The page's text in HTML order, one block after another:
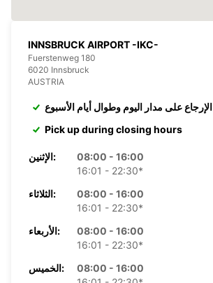
INNSBRUCK AIRPORT -IKC-
Fuerstenweg 180
6020 Innsbruck
AUSTRIA
الإرجاع على مدار اليوم وطوال أيام الأسبوع
Pick up during closing hours
الإثنين:
08:00 - 16:00
16:01 - 22:30*
الثلاثاء:
08:00 - 16:00
16:01 - 22:30*
الأربعاء:
08:00 - 16:00
16:01 - 22:30*
الخميس:
08:00 - 16:00